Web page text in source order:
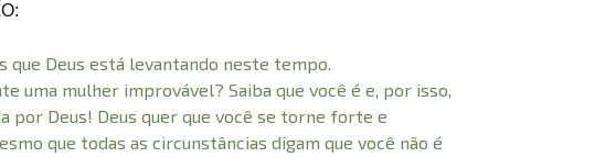
que Deus está levantando neste tempo.
uma mulher improvável? Saiba que você é e, por isso,
por Deus! Deus quer que você se torne forte e
que todas as circunstâncias digam que você não é